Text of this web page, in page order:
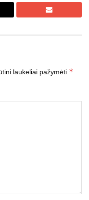
laukeliai pažymėti *